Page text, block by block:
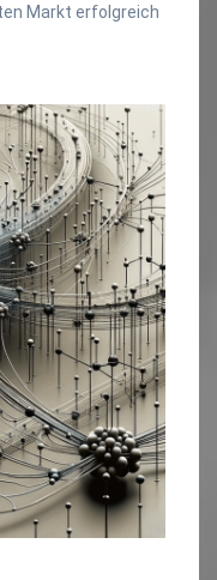
Markt erfolgreich